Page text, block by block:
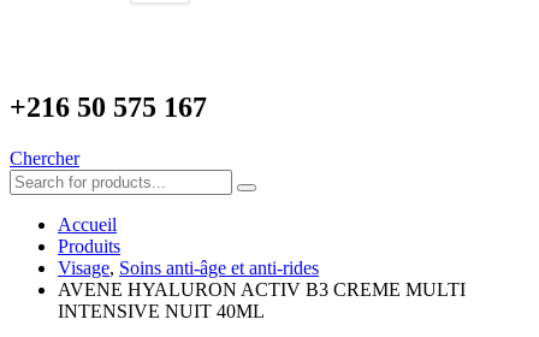
+216 50 575 167
Chercher
Accueil
Produits
Visage, Soins anti-âge et anti-rides
AVENE HYALURON ACTIV B3 CREME MULTI
INTENSIVE NUIT 40ML